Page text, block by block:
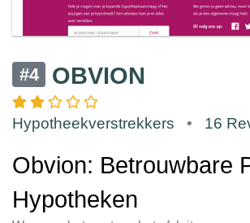
#4 OBVION
Hypotheekverstrekkers • 16
Obvion: Betrouwbare
Hypotheken